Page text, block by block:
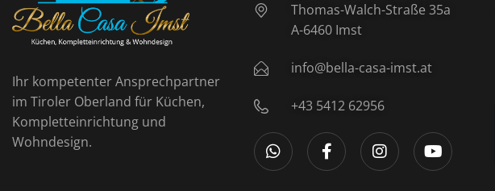
Ihr kompetenter Ansprechpartner
im Tiroler Oberland für Küchen,
Kompletteinrichtung und
Wohndesign.
Thomas-Walch-Straße 35a
A-6460 Imst
info@bella-casa-imst.at
+43 5412 62956